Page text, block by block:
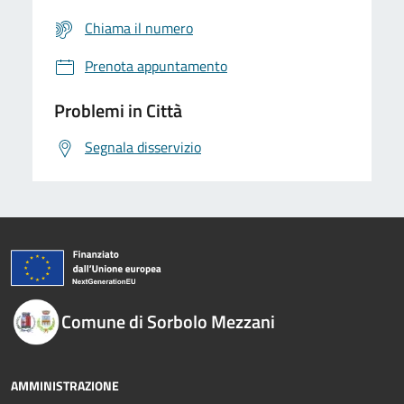
Chiama il numero
Prenota appuntamento
Problemi in Città
Segnala disservizio
Comune di Sorbolo Mezzani
AMMINISTRAZIONE